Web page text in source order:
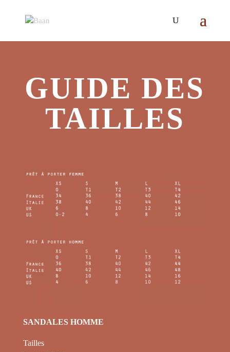
GUIDE DES
TAILLES
SANDALES HOMME
Tailles